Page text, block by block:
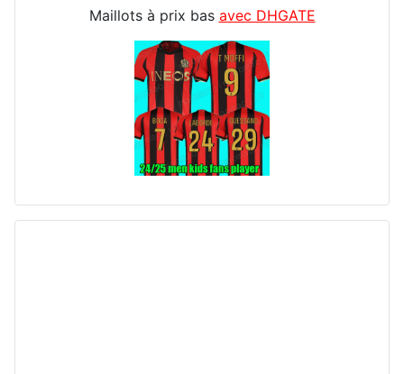
Maillots à prix bas avec DHGATE